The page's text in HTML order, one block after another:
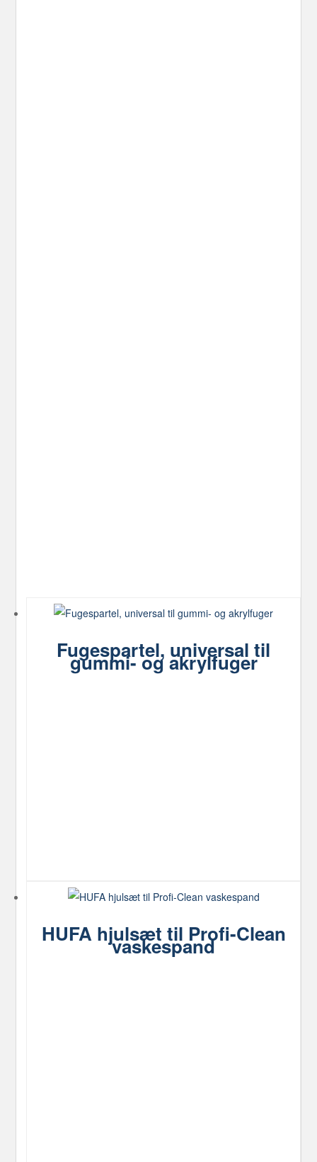
Fugespartel, universal til
gummi- og akrylfuger
HUFA hjulsæt til Profi-Clean
vaskespand